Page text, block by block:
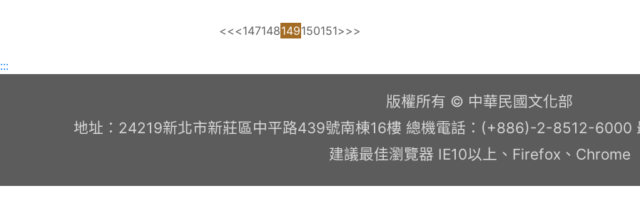
<<<147148149150151>>>
:::
版權所有 © 中華民國文化部
地址：24219新北市新莊區中平路439號南棟16樓 總機電話：(+886)-2-8512-6000
建議最佳瀏覽器 IE10以上、Firefox、Chrome